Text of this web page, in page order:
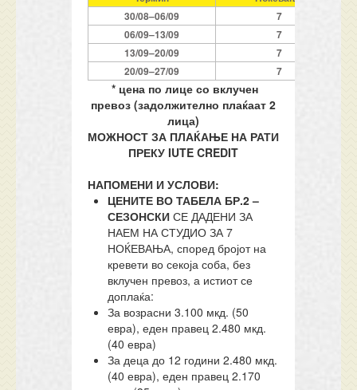
30/08–06/09
7
06/09–13/09
7
13/09–20/09
7
20/09–27/09 7
* цена по лице со вклучен
превоз (задолжително плаќаат 2
лица)
МОЖНОСТ ЗА ПЛАЌАЊЕ НА РАТИ
ПРЕКУ IUTE CREDIT
НАПОМЕНИ И УСЛОВИ:
ЦЕНИТЕ ВО ТАБЕЛА БР.2 –
СЕЗОНСКИ СЕ ДАДЕНИ ЗА
НАЕМ НА СТУДИО ЗА 7
НОЌЕВАЊА, според бројот на
кревети во секоја соба, без
вклучен превоз, а истиот се
доплаќа:
За возрасни 3.100 мкд. (50
евра), еден правец 2.480 мкд.
(40 евра)
За деца до 12 години 2.480 мкд.
(40 евра), еден правец 2.170